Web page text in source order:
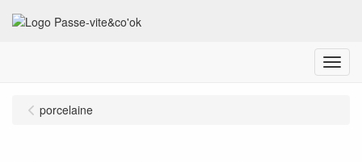
Menu
porcelaine